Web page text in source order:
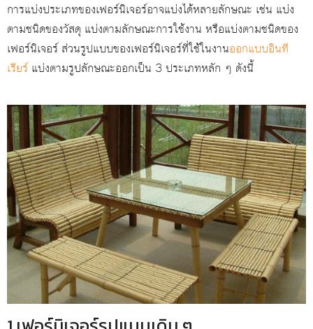
การแบ่งประเภทของเฟอร์นิเจอร์อาจแบ่งได้หลายลักษณะ เช่น แบ่ง
ตามชนิดของวัสดุ แบ่งตามลักษณะการใช้งาน หรือแบ่งตามชนิดของ
เฟอร์นิเจอร์ ส่วนรูปแบบของเฟอร์นิเจอร์ที่ใช้ในงานออกแบบอินที
เรียร์แบ่งตามรูปลักษณะออกเป็น 3 ประเภทหลัก ๆ ดังนี้